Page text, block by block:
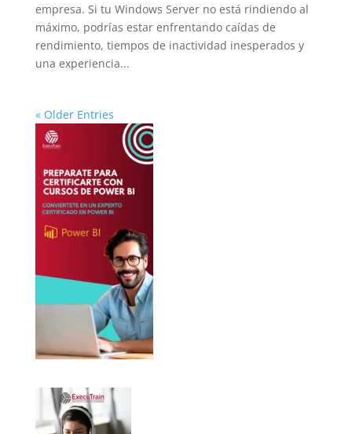
empresa. Si tu Windows Server no está rindiendo al
máximo, podrías estar enfrentando caídas de
rendimiento, tiempos de inactividad inesperados y
una experiencia...
« Older Entries